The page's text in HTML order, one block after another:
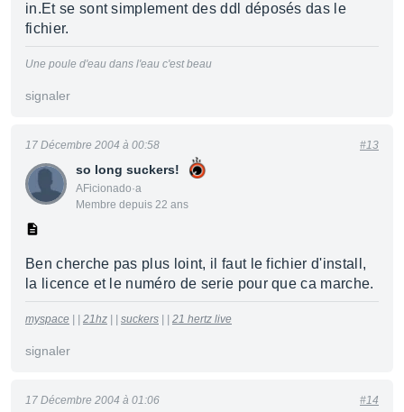
in.Et se sont simplement des ddl déposés das le
fichier.
Une poule d'eau dans l'eau c'est beau
signaler
so long suckers!
AFicionado·a
Membre depuis 22 ans
17 Décembre 2004 à 00:58 #13
Ben cherche pas plus loint, il faut le fichier d'install,
la licence et le numéro de serie pour que ca marche.
myspace 21hz suckers 21 hertz live
signaler
17 Décembre 2004 à 01:06 #14